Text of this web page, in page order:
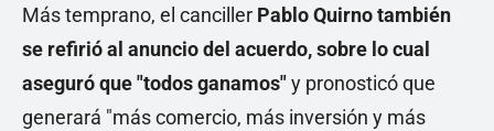
Más temprano, el canciller Pablo Quirno también
se refirió al anuncio del acuerdo, sobre lo cual
aseguró que "todos ganamos"y pronosticó que
generará "más comercio, más inversión y más